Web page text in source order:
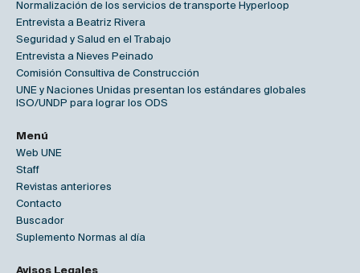
Normalización de los servicios de transporte Hyperloop
Entrevista a Beatriz Rivera
Seguridad y Salud en el Trabajo
Entrevista a Nieves Peinado
Comisión Consultiva de Construcción
UNE y Naciones Unidas presentan los estándares globales
ISO/UNDP para lograr los ODS
Menú
Web UNE
Staff
Revistas anteriores
Contacto
Buscador
Suplemento Normas al día